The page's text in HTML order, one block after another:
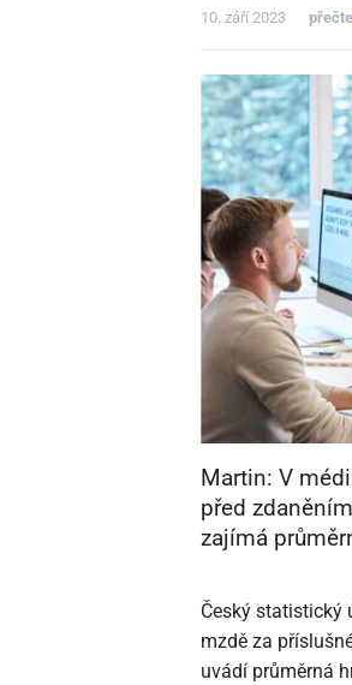
10. září 2023
Martin: V
před
zajímá
Český statistický
mzdě za
uvádí průměrná